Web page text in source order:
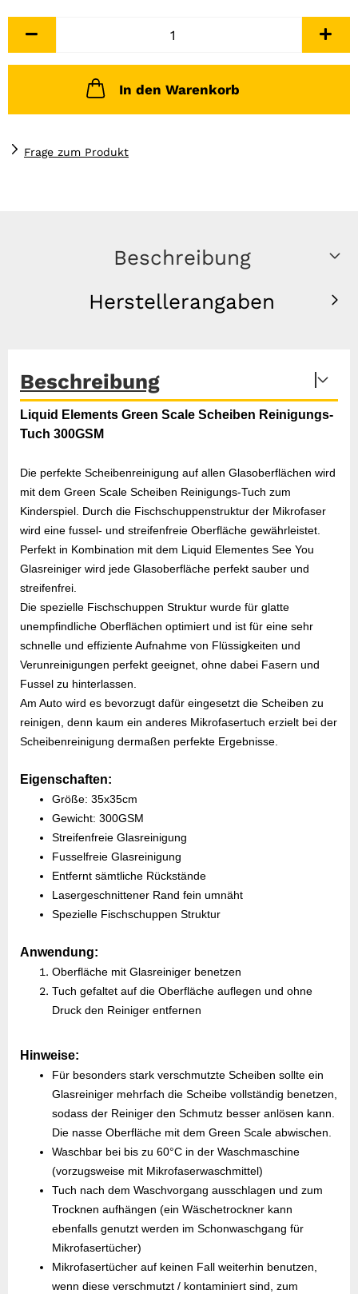
In den Warenkorb
Frage zum Produkt
Beschreibung
Herstellerangaben
Beschreibung
Liquid Elements Green Scale Scheiben Reinigungs-
Tuch 300GSM
Die perfekte Scheibenreinigung auf allen Glasoberflächen wird
mit dem Green Scale Scheiben Reinigungs-Tuch zum
Kinderspiel. Durch die Fischschuppenstruktur der Mikrofaser
wird eine fussel- und streifenfreie Oberfläche gewährleistet.
Perfekt in Kombination mit dem Liquid Elementes See You
Glasreiniger wird jede Glasoberfläche perfekt sauber und
streifenfrei.
Die spezielle Fischschuppen Struktur wurde für glatte
unempfindliche Oberflächen optimiert und ist für eine sehr
schnelle und effiziente Aufnahme von Flüssigkeiten und
Verunreinigungen perfekt geeignet, ohne dabei Fasern und
Fussel zu hinterlassen.
Am Auto wird es bevorzugt dafür eingesetzt die Scheiben zu
reinigen, denn kaum ein anderes Mikrofasertuch erzielt bei der
Scheibenreinigung dermaßen perfekte Ergebnisse.
Eigenschaften:
Größe: 35x35cm
Gewicht: 300GSM
Streifenfreie Glasreinigung
Fusselfreie Glasreinigung
Entfernt sämtliche Rückstände
Lasergeschnittener Rand fein umnäht
Spezielle Fischschuppen Struktur
Anwendung:
Oberfläche mit Glasreiniger benetzen
Tuch gefaltet auf die Oberfläche auflegen und ohne
Druck den Reiniger entfernen
Hinweise:
Für besonders stark verschmutzte Scheiben sollte ein
Glasreiniger mehrfach die Scheibe vollständig benetzen,
sodass der Reiniger den Schmutz besser anlösen kann.
Die nasse Oberfläche mit dem Green Scale abwischen.
Waschbar bei bis zu 60°C in der Waschmaschine
(vorzugsweise mit Mikrofaserwaschmittel)
Tuch nach dem Waschvorgang ausschlagen und zum
Trocknen aufhängen (ein Wäschetrockner kann
ebenfalls genutzt werden im Schonwaschgang für
Mikrofasertücher)
Mikrofasertücher auf keinen Fall weiterhin benutzen,
wenn diese verschmutzt / kontaminiert sind, zum